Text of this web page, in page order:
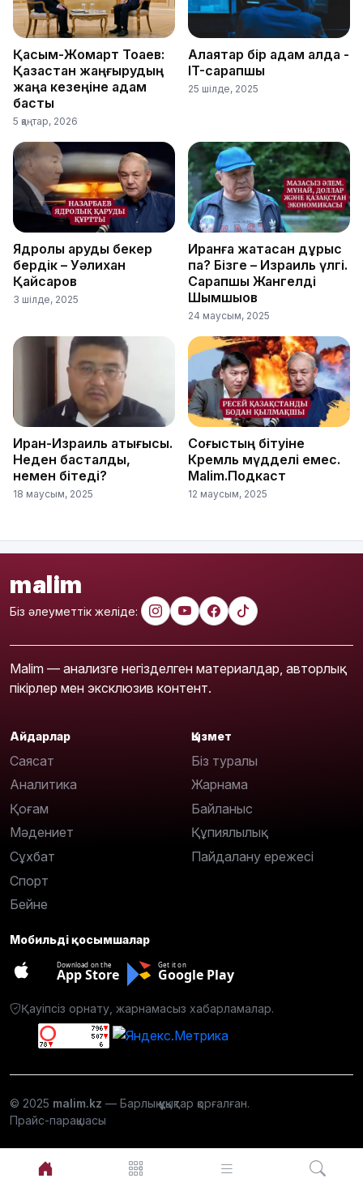
Қасым-Жомарт Тоқаев:
Қазақстан жаңғырудың
жаңа кезеңіне қадам
басты
5 қаңтар, 2026
Алаяқтар бір қадам алда -
IT-сарапшы
25 шілде, 2025
Ядролық қаруды бекер
бердік – Уәлихан
Қайсаров
3 шілде, 2025
Иранға жақтасқан дұрыс
па? Бізге – Израиль үлгі.
Сарапшы Жангелді
Шымшықов
24 маусым, 2025
Иран-Израиль қақтығысы.
Неден басталды,
немен бітеді?
18 маусым, 2025
Соғыстың бітуіне
Кремль мүдделі емес.
Malim.Подкаст
12 маусым, 2025
malim
Біз әлеуметтік желіде:
Malim — анализге негізделген материалдар, авторлық
пікірлер мен эксклюзив контент.
Айдарлар
Саясат
Аналитика
Қоғам
Мәдениет
Сұхбат
Спорт
Бейне
Қызмет
Біз туралы
Жарнама
Байланыс
Құпиялылық
Пайдалану ережесі
Мобильді қосымшалар
Download on the
App Store
Get it on
Google Play
Қауіпсіз орнату, жарнамасыз хабарламалар.
© 2025 malim.kz — Барлық құқықтар қорғалған.
Прайс-парақшасы